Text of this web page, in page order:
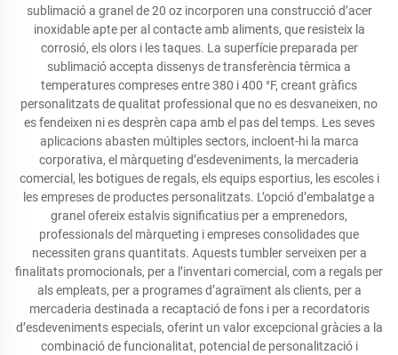
sublimació a granel de 20 oz incorporen una construcció d’acer
inoxidable apte per al contacte amb aliments, que resisteix la
corrosió, els olors i les taques. La superfície preparada per
sublimació accepta dissenys de transferència tèrmica a
temperatures compreses entre 380 i 400 °F, creant gràfics
personalitzats de qualitat professional que no es desvaneixen, no
es fendeixen ni es desprèn capa amb el pas del temps. Les seves
aplicacions abasten múltiples sectors, incloent-hi la marca
corporativa, el màrqueting d’esdeveniments, la mercaderia
comercial, les botigues de regals, els equips esportius, les escoles i
les empreses de productes personalitzats. L’opció d’embalatge a
granel ofereix estalvis significatius per a emprenedors,
professionals del màrqueting i empreses consolidades que
necessiten grans quantitats. Aquests tumbler serveixen per a
finalitats promocionals, per a l’inventari comercial, com a regals per
als empleats, per a programes d’agraïment als clients, per a
mercaderia destinada a recaptació de fons i per a recordatoris
d’esdeveniments especials, oferint un valor excepcional gràcies a la
combinació de funcionalitat, potencial de personalització i